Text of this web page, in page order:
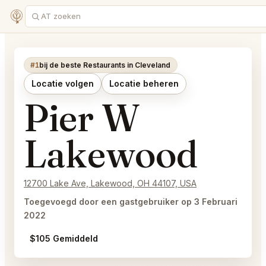
#1bij de beste Restaurants in Cleveland
Locatie volgen Locatie beheren
Pier W
Lakewood
12700 Lake Ave, Lakewood, OH 44107, USA
Toegevoegd door een gastgebruiker op 3 Februari
2022
$105 Gemiddeld